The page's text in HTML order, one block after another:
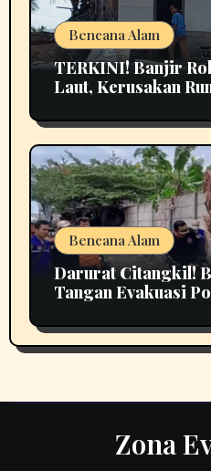
Bencana Alam
TERKINI! Banjir
Laut, Kerusakan
Bencana Alam
Darurat Citangkil!
Tangan Evakuasi
Zona